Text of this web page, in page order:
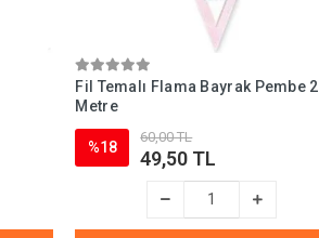
Fil Temalı Flama Bayrak Pembe 2
Metre
%18
60,00 TL
49,50 TL